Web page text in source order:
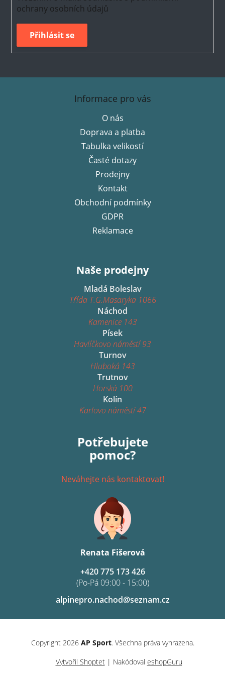
ochrany osobních údajů
Přihlásit se
Informace pro vás
O nás
Doprava a platba
Tabulka velikostí
Časté dotazy
Prodejny
Kontakt
Obchodní podmínky
GDPR
Reklamace
Naše prodejny
Mladá Boleslav
Třída T.G.Masaryka 1066
Náchod
Kamenice 143
Písek
Havlíčkovo náměstí 93
Turnov
Hluboká 143
Trutnov
Horská 100
Kolín
Karlovo náměstí 47
Potřebujete
pomoc?
Neváhejte nás kontaktovat!
Renata Fišerová
alpinepro.nachod@seznam.cz
+420 775 173 426
(Po-Pá 09:00 - 15:00)
Vytvořil Shoptet| Nakódoval eshopGuru
Copyright 2026 AP Sport. Všechna práva vyhrazena.